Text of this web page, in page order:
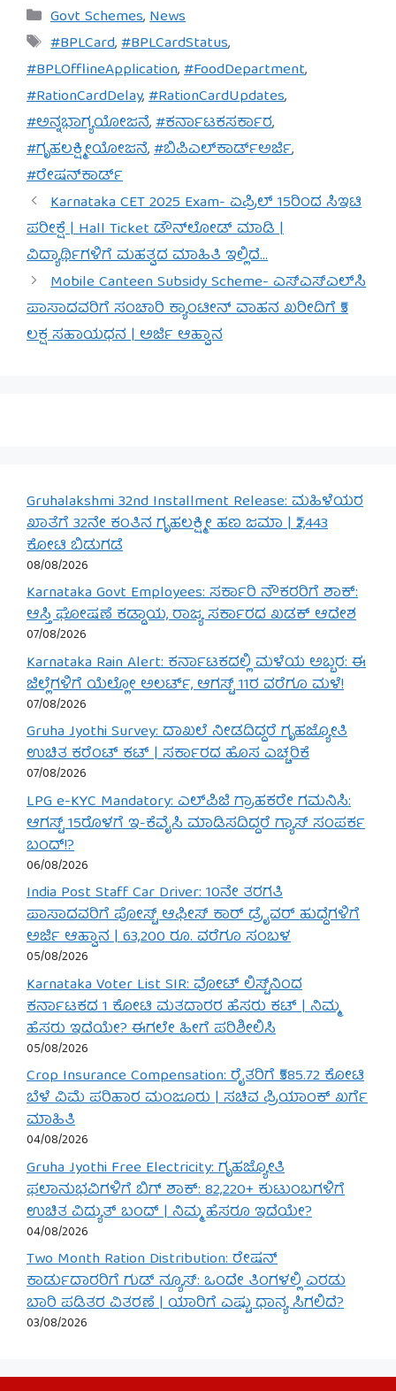
Categories
Govt Schemes,News
Tags
#BPLCard,#BPLCardStatus,
#BPLOfflineApplication,#FoodDepartment,
#RationCardDelay,#RationCardUpdates,
#ಅನ್ನಭಾಗ್ಯಯೋಜನೆ,#ಕರ್ನಾಟಕಸರ್ಕಾರ,
#ಗೃಹಲಕ್ಷ್ಮೀಯೋಜನೆ,#ಬಿಪಿಎಲ್‌ಕಾರ್ಡ್ಅರ್ಜಿ,
#ರೇಷನ್‌ಕಾರ್ಡ್
Karnataka CET 2025 Exam- ಏಪ್ರಿಲ್ 15ರಿಂದ ಸಿಇಟಿ
ಪರೀಕ್ಷೆ | Hall Ticket ಡೌನ್‌ಲೋಡ್ ಮಾಡಿ |
ವಿದ್ಯಾರ್ಥಿಗಳಿಗೆ ಮಹತ್ವದ ಮಾಹಿತಿ ಇಲ್ಲಿದೆ…
Mobile Canteen Subsidy Scheme- ಎಸ್‌ಎಸ್‌ಎಲ್‌ಸಿ
ಪಾಸಾದವರಿಗೆ ಸಂಚಾರಿ ಕ್ಯಾಂಟೀನ್ ವಾಹನ ಖರೀದಿಗೆ ₹5
ಲಕ್ಷ ಸಹಾಯಧನ | ಅರ್ಜಿ ಆಹ್ವಾನ
Gruhalakshmi 32nd Installment Release: ಮಹಿಳೆಯರ
ಖಾತೆಗೆ 32ನೇ ಕಂತಿನ ಗೃಹಲಕ್ಷ್ಮೀ ಹಣ ಜಮಾ | ₹2,443
ಕೋಟಿ ಬಿಡುಗಡೆ
08/08/2026
Karnataka Govt Employees: ಸರ್ಕಾರಿ ನೌಕರರಿಗೆ ಶಾಕ್:
ಆಸ್ತಿ ಘೋಷಣೆ ಕಡ್ಡಾಯ, ರಾಜ್ಯ ಸರ್ಕಾರದ ಖಡಕ್ ಆದೇಶ
07/08/2026
Karnataka Rain Alert: ಕರ್ನಾಟಕದಲ್ಲಿ ಮಳೆಯ ಅಬ್ಬರ: ಈ
ಜಿಲ್ಲೆಗಳಿಗೆ ಯೆಲ್ಲೋ ಅಲರ್ಟ್, ಆಗಸ್ಟ್ 11ರ ವರೆಗೂ ಮಳೆ!
07/08/2026
Gruha Jyothi Survey: ದಾಖಲೆ ನೀಡದಿದ್ದರೆ ಗೃಹಜ್ಯೋತಿ
ಉಚಿತ ಕರೆಂಟ್ ಕಟ್ | ಸರ್ಕಾರದ ಹೊಸ ಎಚ್ಚರಿಕೆ
07/08/2026
LPG e-KYC Mandatory: ಎಲ್‌ಪಿಜಿ ಗ್ರಾಹಕರೇ ಗಮನಿಸಿ:
ಆಗಸ್ಟ್ 15ರೊಳಗೆ ಇ-ಕೆವೈಸಿ ಮಾಡಿಸದಿದ್ದರೆ ಗ್ಯಾಸ್ ಸಂಪರ್ಕ
ಬಂದ್!?
06/08/2026
India Post Staff Car Driver: 10ನೇ ತರಗತಿ
ಪಾಸಾದವರಿಗೆ ಪೋಸ್ಟ್ ಆಫೀಸ್ ಕಾರ್ ಡ್ರೈವರ್ ಹುದ್ದೆಗಳಿಗೆ
ಅರ್ಜಿ ಆಹ್ವಾನ | 63,200 ರೂ. ವರೆಗೂ ಸಂಬಳ
05/08/2026
Karnataka Voter List SIR: ವೋಟ್ ಲಿಸ್ಟ್‌ನಿಂದ
ಕರ್ನಾಟಕದ 1 ಕೋಟಿ ಮತದಾರರ ಹೆಸರು ಕಟ್ | ನಿಮ್ಮ
ಹೆಸರು ಇದೆಯೇ? ಈಗಲೇ ಹೀಗೆ ಪರಿಶೀಲಿಸಿ
05/08/2026
Crop Insurance Compensation: ರೈತರಿಗೆ ₹585.72 ಕೋಟಿ
ಬೆಳೆ ವಿಮೆ ಪರಿಹಾರ ಮಂಜೂರು | ಸಚಿವ ಪ್ರಿಯಾಂಕ್ ಖರ್ಗೆ
ಮಾಹಿತಿ
04/08/2026
Gruha Jyothi Free Electricity: ಗೃಹಜ್ಯೋತಿ
ಫಲಾನುಭವಿಗಳಿಗೆ ಬಿಗ್ ಶಾಕ್: 82,220+ ಕುಟುಂಬಗಳಿಗೆ
ಉಚಿತ ವಿದ್ಯುತ್ ಬಂದ್ | ನಿಮ್ಮ ಹೆಸರೂ ಇದೆಯೇ?
04/08/2026
Two Month Ration Distribution: ರೇಷನ್
ಕಾರ್ಡುದಾರರಿಗೆ ಗುಡ್ ನ್ಯೂಸ್: ಒಂದೇ ತಿಂಗಳಲ್ಲಿ ಎರಡು
ಬಾರಿ ಪಡಿತರ ವಿತರಣೆ | ಯಾರಿಗೆ ಎಷ್ಟು ಧಾನ್ಯ ಸಿಗಲಿದೆ?
03/08/2026